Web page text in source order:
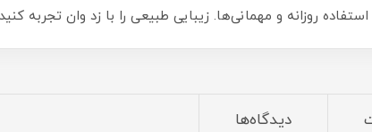
روزانه و مهمانی‌ها. زیبایی طبیعی را با زد وان تجربه
دیدگاه‌ها